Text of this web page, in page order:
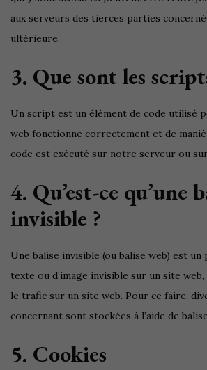
aux serveurs des tierces parties
ultérieure.
3. Que sont les
Un script est un élément de code utilisé
web fonctionne correctement et de
code est exécuté sur notre serveur ou
4. Qu’est-ce qu’une
invisible ?
Une balise invisible (ou balise web) est
texte ou d’image invisible sur un site
le trafic sur un site web. Pour ce faire,
concernant sont stockées à l’aide de
5. Cookies